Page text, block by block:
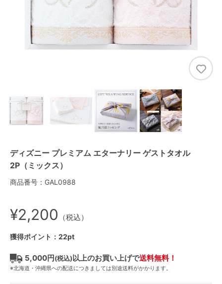
ディズニー プレミアム エターナリー ゲストタオル
2P（ミックス）
商品番号：GAL0988
¥2,200 （税込）
獲得ポイント：22pt
5,000円(税込)以上のお買い上げで送料無料！
※北海道・沖縄県への配送につきましては別途送料がかかります。